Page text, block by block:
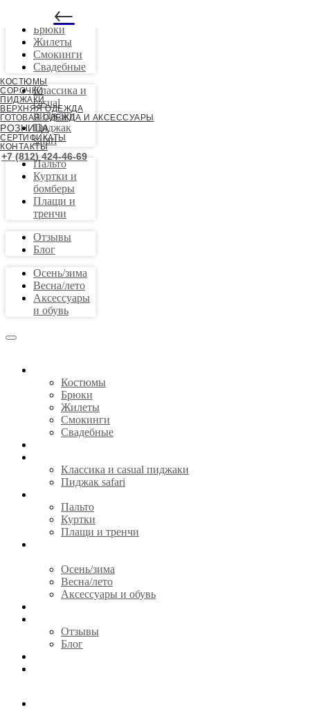
КОСТЮМЫ
←
СОРОЧКИ
ПИДЖАКИ
ВЕРХНЯЯ ОДЕЖДА
ГОТОВАЯ ОДЕЖДА И АКСЕССУАРЫ
РОЗНИЦА
СЕРТИФИКАТЫ
КОНТАКТЫ
+7 (812) 424-46-69
Костюмы
Брюки
Жилеты
Смокинги
Свадебные
Классика и
casual
пиджаки
Пиджак
safari
Пальто
Куртки и
бомберы
Плащи и
тренчи
Отзывы
Блог
Осень/зима
Весна/лето
Аксессуары
и обувь
Костюмы
Брюки
Жилеты
Смокинги
Свадебные
Классика и casual пиджаки
Пиджак safari
Пальто
Куртки
Плащи и тренчи
Осень/зима
Весна/лето
Аксессуары и обувь
Отзывы
Блог